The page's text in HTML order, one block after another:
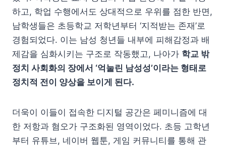
하고, 학업 수행에서도 상대적으로 우위를 점한 반면,
남학생들은 초등학교 저학년부터 ‘지적받는 존재’로
경험되었다. 이는 남성 청년들 내부에 피해감정과 배
제감을 심화시키는 구조로 작동했고, 나아가 학교 밖
정치 사회화의 장에서 ‘억눌린 남성성’이라는 형태로
정치적 전이 양상을 보이게 된다.
더욱이 이들이 접속한 디지털 공간은 페미니즘에 대
한 저항과 혐오가 구조화된 영역이었다. 초등 고학년
부터 유튜브, 네이버 웹툰, 게임 커뮤니티를 통해 관